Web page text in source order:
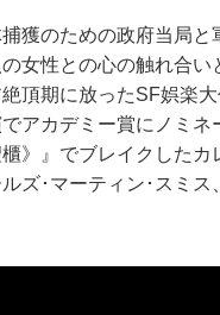
獲のための政府当局
女性との心の触れ合
頂期に放ったSF娯楽
アカデミー賞にノミ
》』でブレイクした
ズ･マーティン･スミ